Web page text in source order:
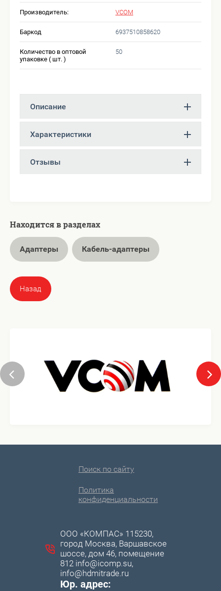
Производитель: VCOM
Баркод 6937510858620
Количество в оптовой
упаковке ( шт. )
50
Описание
Характеристики
Отзывы
Находится в разделах
Адаптеры Кабель-адаптеры
Назад
Поиск по сайту
Политика
конфиденциальности
ООО «КОМПАС» 115230,
город Москва, Варшавское
шоссе, дом 46, помещение
812 info@icomp.su,
info@hdmitrade.ru
Юр. адрес: